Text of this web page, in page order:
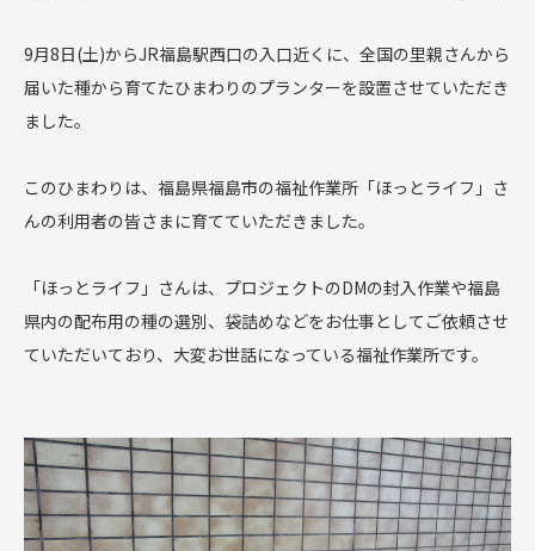
9月8日(土)からJR福島駅西口の入口近くに、全国の里親さんから
届いた種から育てたひまわりのプランターを設置させていただき
ました。
このひまわりは、福島県福島市の福祉作業所「ほっとライフ」さ
んの利用者の皆さまに育てていただきました。
「ほっとライフ」さんは、プロジェクトのDMの封入作業や福島
県内の配布用の種の選別、袋詰めなどをお仕事としてご依頼させ
ていただいており、大変お世話になっている福祉作業所です。